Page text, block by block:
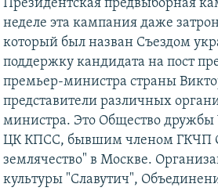
Президентская предвыборная
неделе эта кампания даже
который был назван Съездом
поддержку кандидата на пост
премьер-министра страны
представители различных
министра. Это Общество дружбы
ЦК КПСС, бывшим членом ГКЧП
землячество" в Москве.
культуры "Славутич",